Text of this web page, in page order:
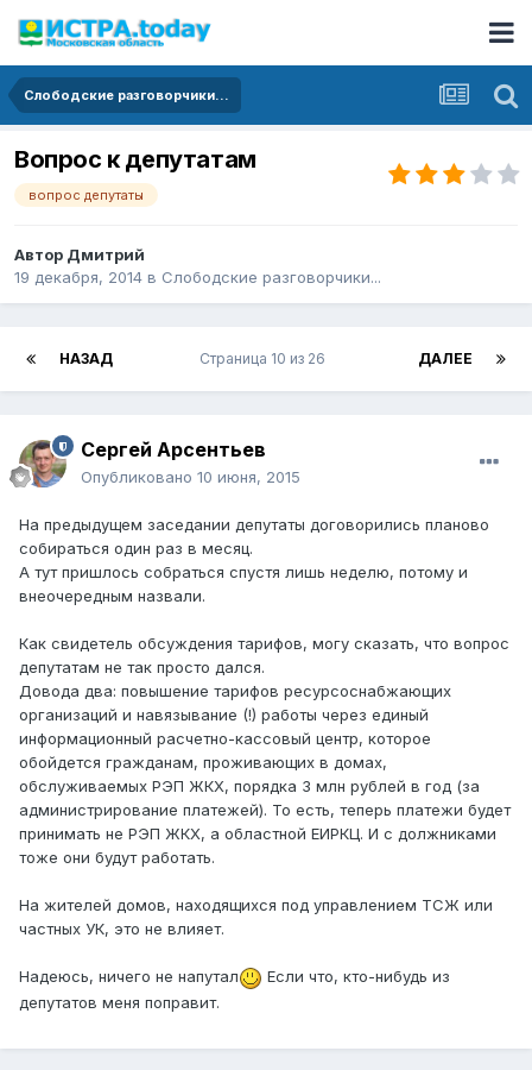
Слободские разговорчики...
Вопрос к депутатам
вопрос депутаты
Автор Дмитрий
19 декабря, 2014 в Слободские разговорчики...
НАЗАД ДАЛЕЕ
Страница 10 из 26
Сергей Арсентьев
Опубликовано 10 июня, 2015
На предыдущем заседании депутаты договорились планово
собираться один раз в месяц.
А тут пришлось собраться спустя лишь неделю, потому и
внеочередным назвали.
Как свидетель обсуждения тарифов, могу сказать, что вопрос
депутатам не так просто дался.
Довода два: повышение тарифов ресурсоснабжающих
организаций и навязывание (!) работы через единый
информационный расчетно-кассовый центр, которое
обойдется гражданам, проживающих в домах,
обслуживаемых РЭП ЖКХ, порядка 3 млн рублей в год (за
администрирование платежей). То есть, теперь платежи будет
принимать не РЭП ЖКХ, а областной ЕИРКЦ. И с должниками
тоже они будут работать.
На жителей домов, находящихся под управлением ТСЖ или
частных УК, это не влияет.
Надеюсь, ничего не напутал
Если что, кто-нибудь из
депутатов меня поправит.